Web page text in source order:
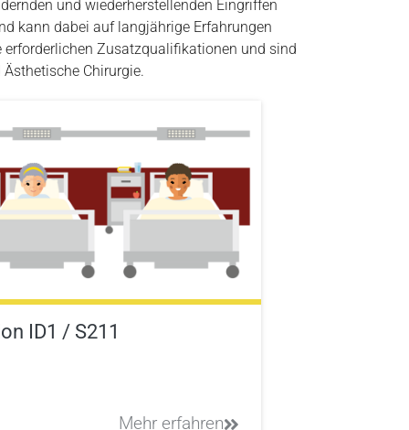
und wiederherstellenden Eingriffen
kann dabei auf langjährige Erfahrungen
erforderlichen Zusatzqualifikationen und sind
Chirurgie.
ID1 / S211
Mehr erfahren